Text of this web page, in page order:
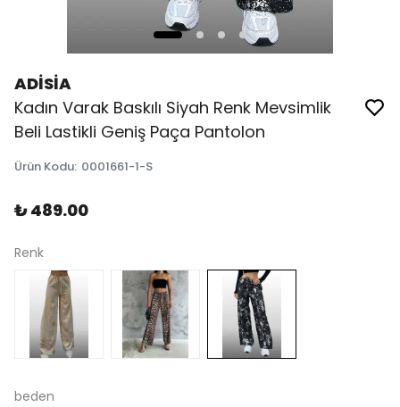
ADİSİA
Kadın Varak Baskılı Siyah Renk Mevsimlik
Beli Lastikli Geniş Paça Pantolon
Ürün Kodu: 0001661-1-S
₺ 489.00
Renk
beden